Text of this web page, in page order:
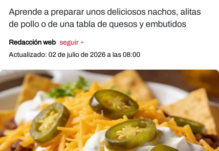
Aprende a preparar unos deliciosos nachos, alitas
de pollo o de una tabla de quesos y embutidos
Redacción web seguir +
Actualizado: 02 de julio de 2026 a las 08:00